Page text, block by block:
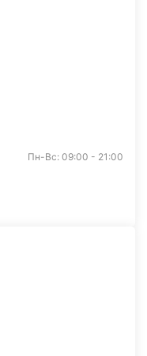
Пн-Вс: 09:00 - 21:00